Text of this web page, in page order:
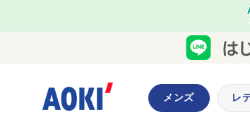
メンズ レ